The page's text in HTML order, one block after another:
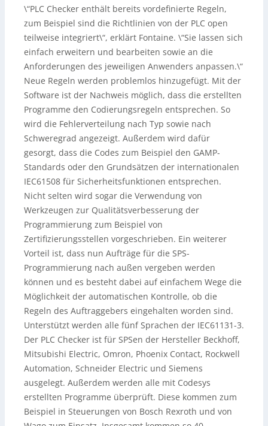
\“PLC Checker enthält bereits vordefinierte Regeln,
zum Beispiel sind die Richtlinien von der PLC open
teilweise integriert\“, erklärt Fontaine. \“Sie lassen sich
einfach erweitern und bearbeiten sowie an die
Anforderungen des jeweiligen Anwenders anpassen.\“
Neue Regeln werden problemlos hinzugefügt. Mit der
Software ist der Nachweis möglich, dass die erstellten
Programme den Codierungsregeln entsprechen. So
wird die Fehlerverteilung nach Typ sowie nach
Schweregrad angezeigt. Außerdem wird dafür
gesorgt, dass die Codes zum Beispiel den GAMP-
Standards oder den Grundsätzen der internationalen
IEC61508 für Sicherheitsfunktionen entsprechen.
Nicht selten wird sogar die Verwendung von
Werkzeugen zur Qualitätsverbesserung der
Programmierung zum Beispiel von
Zertifizierungsstellen vorgeschrieben. Ein weiterer
Vorteil ist, dass nun Aufträge für die SPS-
Programmierung nach außen vergeben werden
können und es besteht dabei auf einfachem Wege die
Möglichkeit der automatischen Kontrolle, ob die
Regeln des Auftraggebers eingehalten worden sind.
Unterstützt werden alle fünf Sprachen der IEC61131-3.
Der PLC Checker ist für SPSen der Hersteller Beckhoff,
Mitsubishi Electric, Omron, Phoenix Contact, Rockwell
Automation, Schneider Electric und Siemens
ausgelegt. Außerdem werden alle mit Codesys
erstellten Programme überprüft. Diese kommen zum
Beispiel in Steuerungen von Bosch Rexroth und von